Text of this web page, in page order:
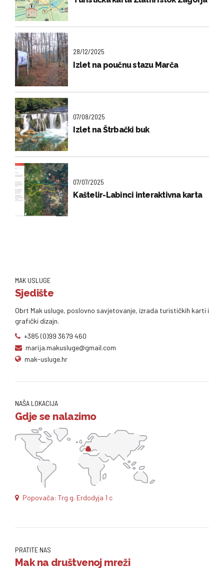
28/12/2025
Izlet na poučnu stazu Marča
07/08/2025
Izlet na Štrbački buk
07/07/2025
Kaštelir-Labinci interaktivna karta
MAK USLUGE
Sjedište
Obrt Mak usluge, poslovno savjetovanje, izrada turističkih karti i
grafički dizajn.
+385 (0)99 3679 460
marija.makusluge@gmail.com
mak-usluge.hr
NAŠA LOKACIJA
Gdje se nalazimo
Popovača: Trg g. Erdodyja 1 c
PRATITE NAS
Mak na društvenoj mreži